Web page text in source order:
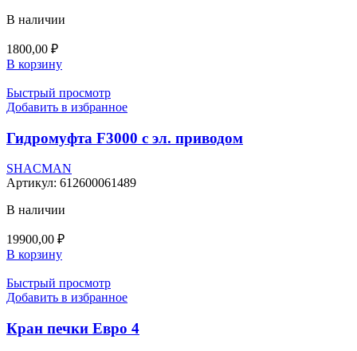
В наличии
1800,00 ₽
В корзину
Быстрый просмотр
Добавить в избранное
Гидромуфта F3000 с эл. приводом
SHACMAN
Артикул: 612600061489
В наличии
19900,00 ₽
В корзину
Быстрый просмотр
Добавить в избранное
Кран печки Евро 4